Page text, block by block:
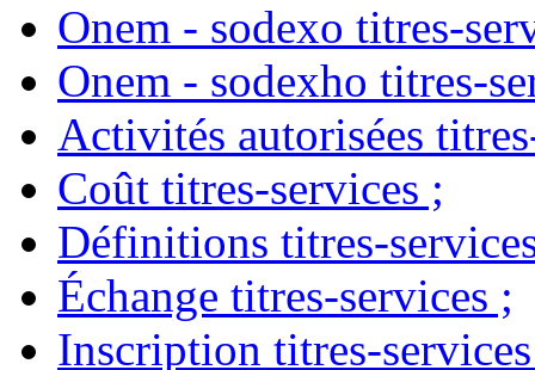
Onem - sodexo titres-
Onem - sodexho titres-
Activités autorisées
Coût titres-services ;
Définitions titres-
Échange titres-services ;
Inscription titres-services